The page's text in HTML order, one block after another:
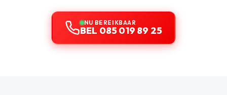
NU BEREIKBAAR
BEL 085 019 89 25